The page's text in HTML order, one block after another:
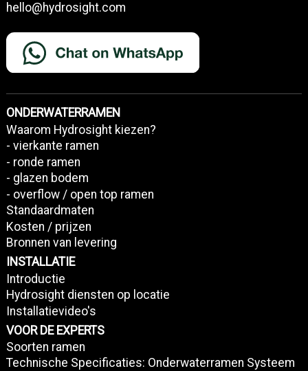
hello@hydrosight.com
ONDERWATERRAMEN
Waarom Hydrosight kiezen?
- vierkante ramen
- ronde ramen
- glazen bodem
- overflow / open top ramen
Standaardmaten
Kosten / prijzen
Bronnen van levering
INSTALLATIE
Introductie
Hydrosight diensten op locatie
Installatievideo's
VOOR DE EXPERTS
Soorten ramen
Technische Specificaties: Onderwaterramen Systeem